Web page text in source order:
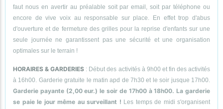
faut nous en avertir au préalable soit par email, soit par téléphone ou
encore de vive voix au responsable sur place. En effet trop d'abus
d'ouverture et de fermeture des grilles pour la reprise d'enfants sur une
seule journée ne garantissent pas une sécurité et une organisation
optimales sur le terrain !
HORAIRES & GARDERIES : Début des activités à 9h00 et fin des activités
à 16h00. Garderie gratuite le matin apd de 7h30 et le soir jusque 17h00.
Garderie payante (2,00 eur.) le soir de 17h00 à 18h00. La garderie
se paie le jour même au surveillant ! Les temps de midi s'organisent